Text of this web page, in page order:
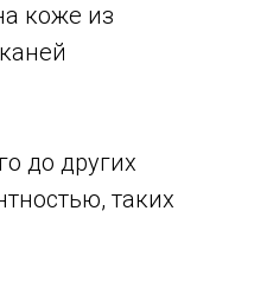
коже из
до других
таких